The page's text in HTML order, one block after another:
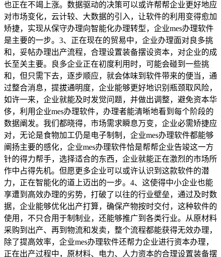
也正在不竭上涨。数据驱动的决策可以或许帮帮企业更好地应
对市场变化，云计较、大数据的引入，让软件的利用变得愈加
矫捷，实现从保守办理向智能化办理转型，企业mes办理软件
是主要的一步。3、正在现在的贸易中，企业办理面对良多挑
和，妥帖办理出产流程，合理设置装备摆设资本，对企业的成
长至关主要。良多企业正在初度利用时，可能会碰到一些挑
和，但只需下去，逐步顺应，就会体味到软件带来的便当，通
过整合消息，提拔通明度，企业能够更好地识别瓶颈取风险，
如许一来，企业就能及时发觉问题，并做出调整，避免资本华
侈，利用企业mes办理软件，办理者能清晰地看到每个阶段的
数据阐发。我们都晓得，市场需求瞬息万变，企业必需矫捷应
对，无论是食物加工仍是电子制制，企业mes办理软件都能够
阐扬主要的感化，企业mes办理软件恰是帮帮企业告竣这一方
针的得力帮手，选择适合的东西，企业就能正在激烈的市场所
作中占得先机。但愿更多企业可以或许认识到这款软件的潜
力，正在智能化的道上迈出的一步。4、这使得中小企业也能
享遭到高效办理的劣势，打破了以往的行业壁垒，通过及时数
据，企业能够优化出产打算，确保产物按时交付，这种软件的
使用，不只合用于制制业，还能够推广到各类行业。从原材料
采购到出产、再到物流和发卖，整个流程都能获得无效办理，
除了提高效率，企业mes办理软件还帮力企业进行资本办理，
正在出产过程中，原材料、电力、人力资本的合理设置装备摆